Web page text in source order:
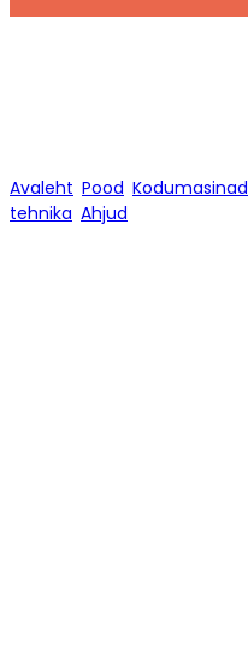
Avaleht Pood Kodumasinad
tehnika Ahjud